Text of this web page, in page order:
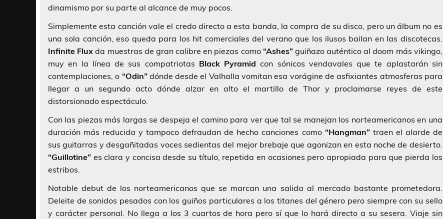
dinamismo por su parte al alcance de muy pocos.
Simplemente esta canción vale el credo directo a esta banda, la compra de su disco, pero un álbum no es
una sola canción, eso queda para los hit comerciales del verano que los ilusos bailan en las discotecas.
Infinite Flux da muestras de gran calibre en piezas como “Ashes”guiñazo auténtico aldoom más vikingo,
muy en la línea de sus compatriotas Black Pyramid con sónicos vendavales que te aplastarán sin
contemplaciones, o “Odin”dónde desde el Valhalla vomitan esa vorágine de asfixiantes atmosferas para
llegar a un segundo acto dónde alzar en alto el martillo de Thor y proclamarse reyes de este
distorsionado espectáculo.
Con las piezas más largas se despeja el camino para ver que tal se manejan los norteamericanos en una
duración más reducida y tampoco defraudan de hecho canciones como “Hangman”traen el alarde de
sus guitarras y desgañitadas voces sedientas del mejor brebaje que agonizan en esta noche de desierto.
“Guillotine” es clara y concisa desde su título, repetida en ocasiones pero apropiada para que pierda los
estribos.
Notable debut de los norteamericanos que se marcan una salida al mercado bastante prometedora.
Deleite de sonidos pesados con los guiños particulares a los titanes del género pero siempre con su sello
y carácter personal. No llega a los 3 cuartos de hora pero sí que lo hará directo a su sesera. Viaje sin